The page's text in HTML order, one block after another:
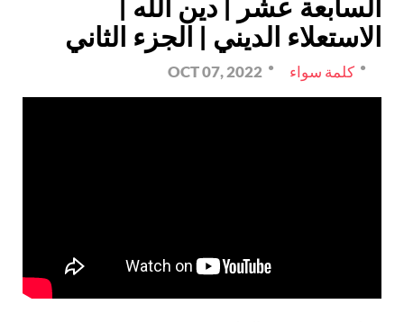
السابعة عشر | دين الله |
الاستعلاء الديني | الجزء الثاني
كلمة سواء OCT 07, 2022